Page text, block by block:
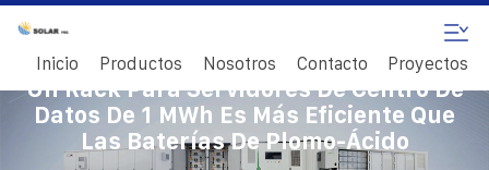
Inicio Productos Nosotros Contacto Proyectos
Un Rack Para Servidores De Centro De
Datos De 1 MWh Es Más Eficiente Que
Las Baterías De Plomo-Ácido